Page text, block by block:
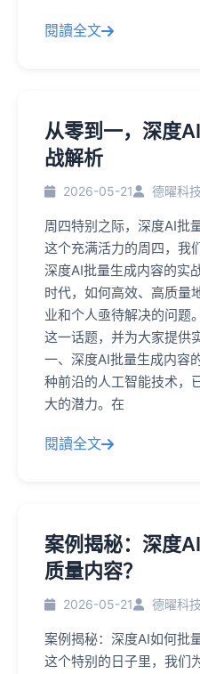
閱讀全文
从零到一，深度
战解析
2026-05-21 德曜科技
周四特别之际，深度AI批
这个充满活力的周四，我
深度AI批量生成内容的实
时代，如何高效、高质量
业和个人亟待解决的问题
这一话题，并为大家提供
一、深度AI批量生成内容
种前沿的人工智能技术，
大的潜力。在
閱讀全文
案例揭秘：深度
质量内容？
2026-05-21 德曜科技
案例揭秘：深度AI如何批
这个特别的日子里，我们